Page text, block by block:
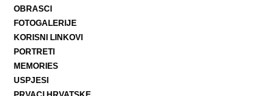
OBRASCI
FOTOGALERIJE
KORISNI LINKOVI
PORTRETI
MEMORIES
USPJESI